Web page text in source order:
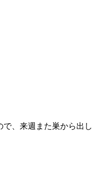
、来週また巣から出し